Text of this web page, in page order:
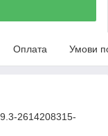
Оплата Умови
2614208315-